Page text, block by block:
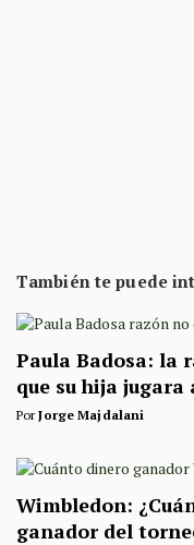
También te puede
Paula Badosa: la
que su hija jugara
PorJorge Majdalani
Wimbledon:
ganador del